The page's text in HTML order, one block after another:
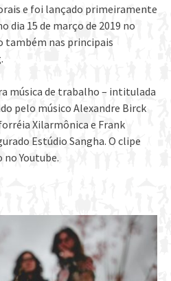
e foi lançado primeiramente
dia 15 de março de 2019 no
também nas principais
música de trabalho – intitulada
pelo músico Alexandre Birck
Xilarmônica e Frank
Estúdio Sangha. O clipe
no Youtube.